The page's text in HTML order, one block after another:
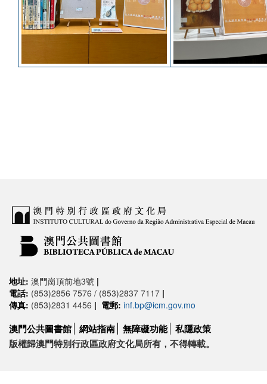
地址: 澳門崗頂前地3號 |
電話: (853)2856 7576 / (853)2837 7117 |
傳真: (853)2831 4456 | 電郵: inf.bp@icm.gov.mo
澳門公共圖書館 網站指南 無障礙功能 私隱政策
版權歸澳門特別行政區政府文化局所有，不得轉載。